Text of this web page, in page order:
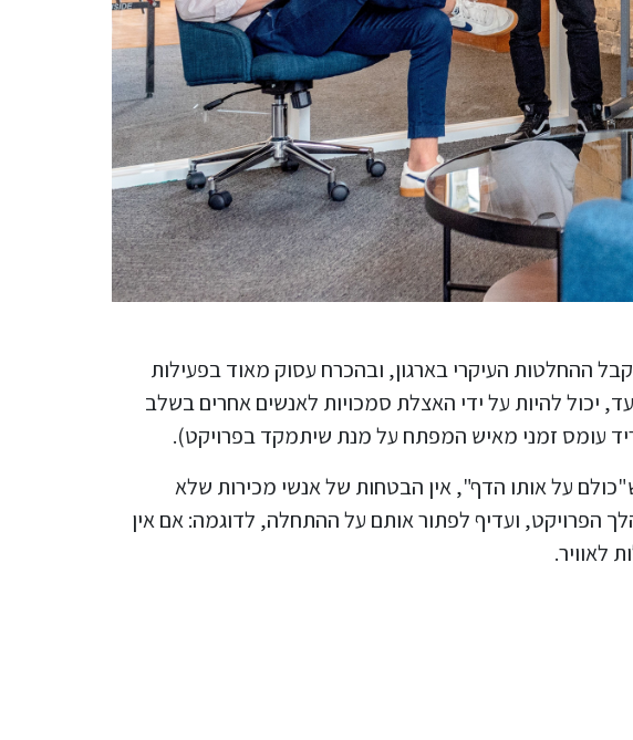
ההחלטות העיקרי בארגון, ובהכרח עסוק מאוד בפעילות
יכול להיות על ידי האצלת סמכויות לאנשים אחרים בשלב
עומס זמני מאיש המפתח על מנת שיתמקד בפרויקט).
על אותו הדף", אין הבטחות של אנשי מכירות שלא
הפרויקט, ועדיף לפתור אותם על ההתחלה, לדוגמה: אם אין
לאוויר.